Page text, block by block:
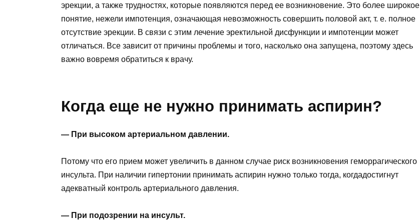
эрекции, а также трудностях, которые появляются перед ее возникновение. Это более широкое
понятие, нежели импотенция, означающая невозможность совершить половой акт, т. е. полное
отсутствие эрекции. В связи с этим лечение эректильной дисфункции и импотенции может
отличаться. Все зависит от причины проблемы и того, насколько она запущена, поэтому здесь
важно вовремя обратиться к врачу.
Когда еще не нужно принимать аспирин?
— При высоком артериальном давлении.
Потому что его прием может увеличить в данном случае риск возникновения геморрагического
инсульта. При наличии гипертонии принимать аспирин нужно только тогда, когдадостигнут
адекватный контроль артериального давления.
— При подозрении на инсульт.